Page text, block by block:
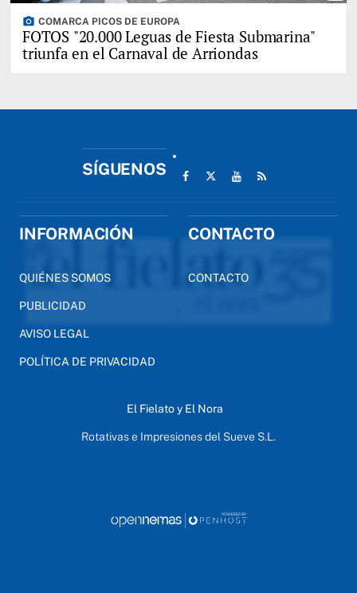
photo_camera COMARCA PICOS DE EUROPA
FOTOS "20.000 Leguas de Fiesta Submarina"
triunfa en el Carnaval de Arriondas
SÍGUENOS
INFORMACIÓN
QUIÉNES SOMOS
PUBLICIDAD
AVISO LEGAL
POLÍTICA DE PRIVACIDAD
CONTACTO
CONTACTO
El Fielato y El Nora
Rotativas e Impresiones del Sueve S.L.